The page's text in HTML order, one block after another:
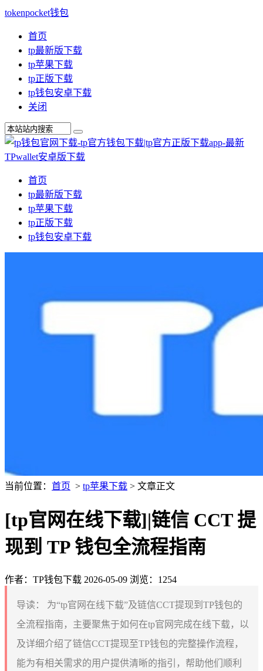
tokenpocket钱包
首页
tp最新版下载
tp苹果下载
tp正版下载
tp钱包安卓下载
关闭
首页
tp最新版下载
tp苹果下载
tp正版下载
tp钱包安卓下载
当前位置： 首页 > tp苹果下载 > 文章正文
[tp官网在线下载]|链信 CCT 提
现到 TP 钱包全流程指南
作者：TP钱包下载 2026-05-09 浏览：1254
导读：
为“tp官网在线下载”及链信CCT提现到TP钱包的
全流程指南，主要聚焦于如何在tp官网完成在线下载，以
及详细介绍了链信CCT提现至TP钱包的完整操作流程，
能为有相关需求的用户提供清晰的指引，帮助他们顺利